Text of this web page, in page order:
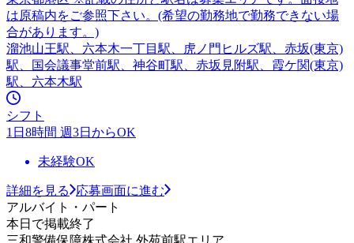
は原稿内をご参照下さい。(希望の勤務地で勤務できない場
合があります。)
溜池山王駅、六本木一丁目駅、虎ノ門ヒルズ駅、赤坂(東京)
駅、国会議事堂前駅、神谷町駅、赤坂見附駅、霞ケ関(東京)
駅、六本木駅
シフト
1日8時間 週3日からOK
未経験OK
詳細を見る
応募画面に進む
アルバイト・パート
本日で掲載終了
三和警備保障株式会社 外苑前駅エリア